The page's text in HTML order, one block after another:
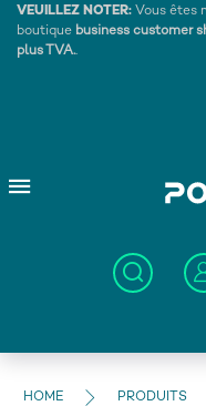
VEUILLEZ NOTER: Vous êtes
boutique business customer
plus TVA..
HOME PRODUITS